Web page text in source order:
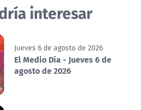
interesar
Jueves 6 de agosto de 2026
El Medio Día - Jueves 6 de
agosto de 2026